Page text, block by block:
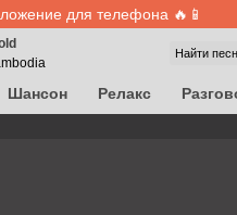
для телефона 🔥📱
Найти
Шансон Релакс